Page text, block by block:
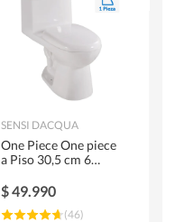
SENSI DACQUA
One Piece One piece
a Piso 30,5 cm 6
$49.990
(46)